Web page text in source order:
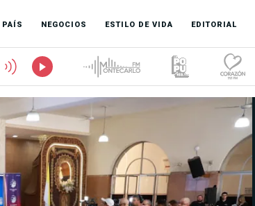
PAÍS NEGOCIOS ESTILO DE VIDA EDITORIAL